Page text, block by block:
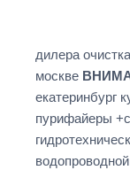
дилера
москве
екатеринбург
пурифайеры